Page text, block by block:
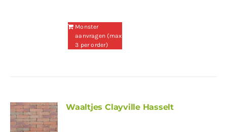
Monster
aanvragen (max
3 per order)
Waaltjes Clayville Hasselt